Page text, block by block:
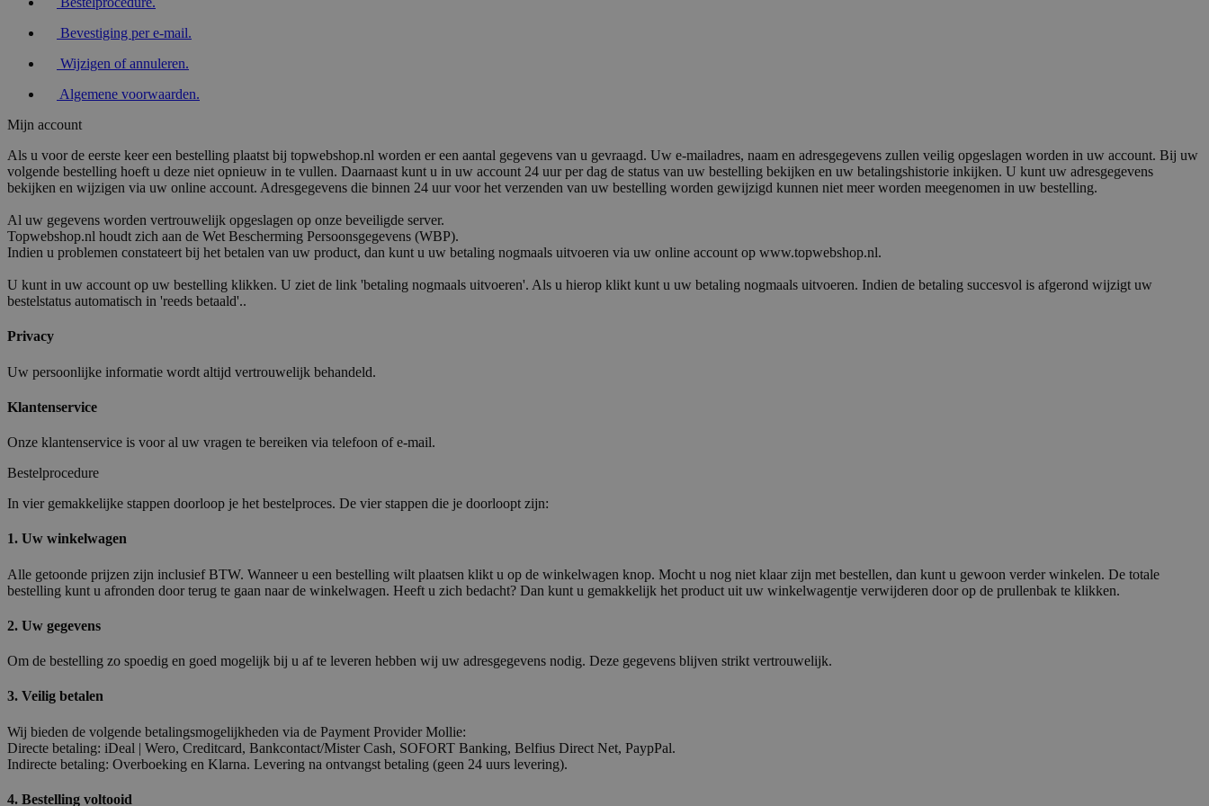
Bevestiging per e-mail.
Wijzigen of annuleren.
Algemene voorwaarden.
Mijn account
Als u voor de eerste keer een bestelling plaatst bij topwebshop.nl worden er een aantal gegevens van u gevraagd. Uw e-mailadres, naam en adresgegevens zullen veilig opgeslagen worden in uw account. Bij uw
volgende bestelling hoeft u deze niet opnieuw in te vullen. Daarnaast kunt u in uw account 24 uur per dag de status van uw bestelling bekijken en uw betalingshistorie inkijken. U kunt uw adresgegevens
bekijken en wijzigen via uw online account. Adresgegevens die binnen 24 uur voor het verzenden van uw bestelling worden gewijzigd kunnen niet meer worden meegenomen in uw bestelling.
Al uw gegevens worden vertrouwelijk opgeslagen op onze beveiligde server.
Topwebshop.nl houdt zich aan de Wet Bescherming Persoonsgegevens (WBP).
Indien u problemen constateert bij het betalen van uw product, dan kunt u uw betaling nogmaals uitvoeren via uw online account op www.topwebshop.nl.
U kunt in uw account op uw bestelling klikken. U ziet de link 'betaling nogmaals uitvoeren'. Als u hierop klikt kunt u uw betaling nogmaals uitvoeren. Indien de betaling succesvol is afgerond wijzigt uw
bestelstatus automatisch in 'reeds betaald'..
Privacy
Uw persoonlijke informatie wordt altijd vertrouwelijk behandeld.
Klantenservice
Onze klantenservice is voor al uw vragen te bereiken via telefoon of e-mail.
Bestelprocedure
In vier gemakkelijke stappen doorloop je het bestelproces. De vier stappen die je doorloopt zijn:
1. Uw winkelwagen
Alle getoonde prijzen zijn inclusief BTW. Wanneer u een bestelling wilt plaatsen klikt u op de winkelwagen knop. Mocht u nog niet klaar zijn met bestellen, dan kunt u gewoon verder winkelen. De totale
bestelling kunt u afronden door terug te gaan naar de winkelwagen. Heeft u zich bedacht? Dan kunt u gemakkelijk het product uit uw winkelwagentje verwijderen door op de prullenbak te klikken.
2. Uw gegevens
Om de bestelling zo spoedig en goed mogelijk bij u af te leveren hebben wij uw adresgegevens nodig. Deze gegevens blijven strikt vertrouwelijk.
3. Veilig betalen
Wij bieden de volgende betalingsmogelijkheden via de Payment Provider Mollie:
Directe betaling: iDeal | Wero, Creditcard, Bankcontact/Mister Cash, SOFORT Banking, Belfius Direct Net, PaypPal.
Indirecte betaling: Overboeking en Klarna. Levering na ontvangst betaling (geen 24 uurs levering).
4. Bestelling voltooid